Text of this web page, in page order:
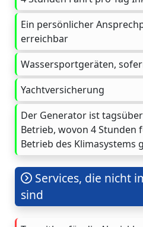
Ein persönlicher
erreichbar
Wassersportgeräten,
Yachtversicherung
Der Generator ist
Betrieb, wovon 4 Stunden
Betrieb des Klimasystems
Services, die nicht
sind